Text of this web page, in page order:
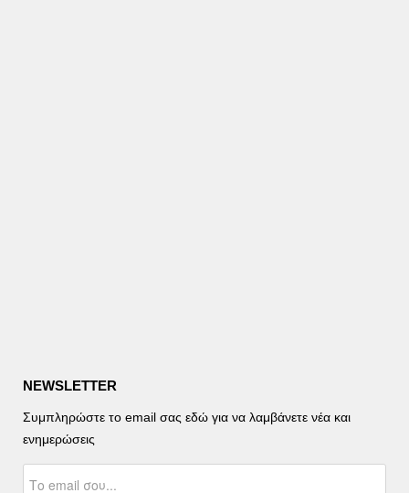
NEWSLETTER
Συμπληρώστε το email σας εδώ για να λαμβάνετε νέα και
ενημερώσεις